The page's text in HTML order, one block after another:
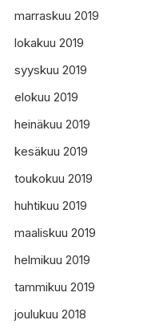
marraskuu 2019
lokakuu 2019
syyskuu 2019
elokuu 2019
heinäkuu 2019
kesäkuu 2019
toukokuu 2019
huhtikuu 2019
maaliskuu 2019
helmikuu 2019
tammikuu 2019
joulukuu 2018